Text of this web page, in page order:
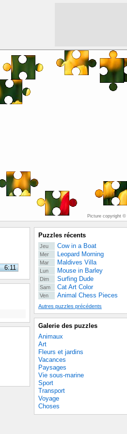
Picture copyright ©
6:11
Puzzles récents
Jeu Cow in a Boat
Mer Leopard Morning
Mar Maldives Villa
Lun Mouse in Barley
Dim Surfing Dude
Sam Cat Art Color
Ven Animal Chess Pieces
Autres puzzles précédents
Galerie des puzzles
Animaux
Art
Fleurs et jardins
Vacances
Paysages
Vie sous-marine
Sport
Transport
Voyage
Choses